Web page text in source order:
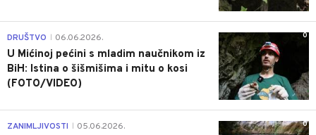
0
DRUŠTVO 06.06.2026.
U Mićinoj pećini s mladim naučnikom iz
BiH: Istina o šišmišima i mitu o kosi
(FOTO/VIDEO)
0
ZANIMLJIVOSTI 05.06.2026.